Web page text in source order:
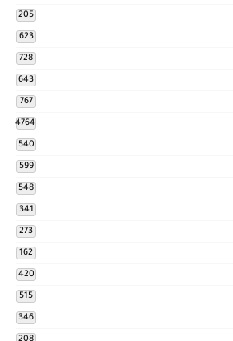
205
623
728
643
767
4764
540
599
548
341
273
162
420
515
346